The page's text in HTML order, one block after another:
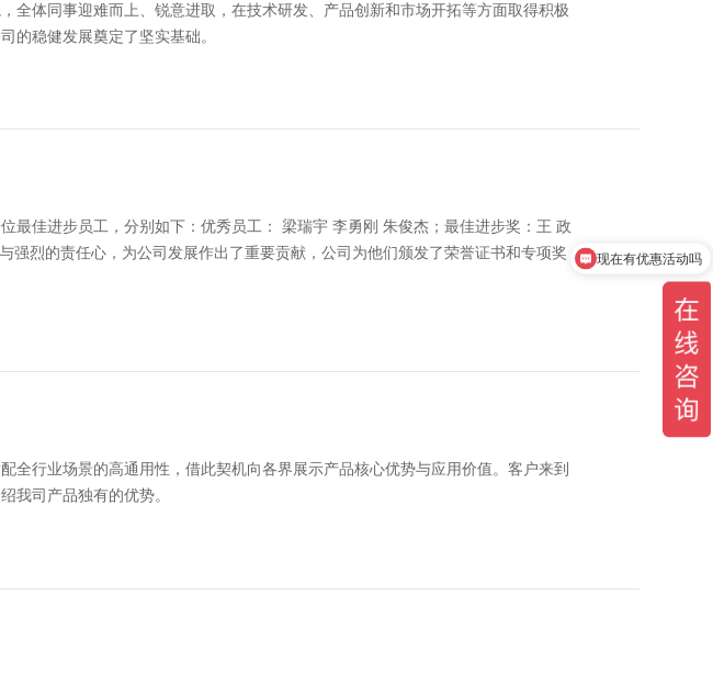
全体同事迎难而上、锐意进取，在技术研发、产品创新和市场开拓等方面取得积极
的稳健发展奠定了坚实基础。
最佳进步员工，分别如下：优秀员工： 梁瑞宇 李勇刚 朱俊杰；最佳进步奖：王 政
强烈的责任心，为公司发展作出了重要贡献，公司为他们颁发了荣誉证书和专项奖
全行业场景的高通用性，借此契机向各界展示产品核心优势与应用价值。客户来到
我司产品独有的优势。
现在有优惠活动吗